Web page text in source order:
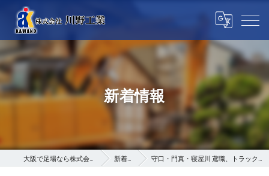
新着情報
大阪で足場なら株式会社川野工業 新着情報 守口・門真・寝屋川 鳶職、トラック運転手募集中☆